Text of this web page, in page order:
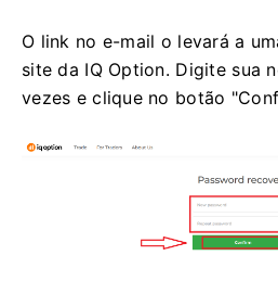
O link no e-mail o levará a
site da IQ Option. Digite sua
vezes e clique no botão